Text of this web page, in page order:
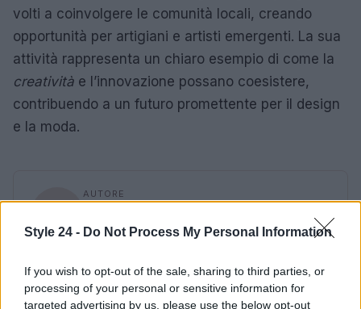
Style 24 - Do Not Process My Personal Information
If you wish to opt-out of the sale, sharing to third parties, or
processing of your personal or sensitive information for
targeted advertising by us, please use the below opt-out
volti a coinvolgere le comunità locali, creando
opportunità per artigiani e artisti emergenti. La sua
attività rappresenta un chiaro esempio di come la
creatività e l’innovazione possano coesistere,
contribuendo a un futuro promettente per il design
e la moda.
AUTORE